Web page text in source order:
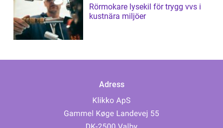
Rörmokare lysekil för trygg vvs i
kustnära miljöer
Adress